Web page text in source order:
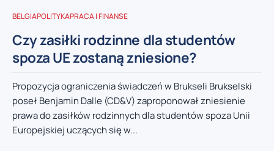
BELGIAPOLITYKAPRACA I FINANSE
Czy zasiłki rodzinne dla studentów
spoza UE zostaną zniesione?
Propozycja ograniczenia świadczeń w Brukseli Brukselski
poseł Benjamin Dalle (CD&V) zaproponował zniesienie
prawa do zasiłków rodzinnych dla studentów spoza Unii
Europejskiej uczących się w...